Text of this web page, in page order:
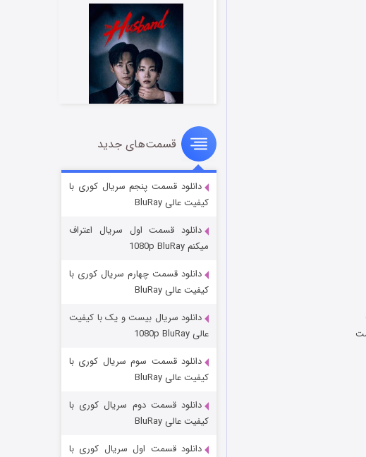
شوهر
قسمت۸ (زیرنویس) منتشر شد
عملیات آپارتمان
قسمت‌های جدید
دانلود قسمت پنجم سریال کوری با
کیفیت عالی BluRay
دانلود قسمت اول سریال اعتراف
میکنم 1080p BluRay
دانلود قسمت چهارم سریال کوری با
کیفیت عالی BluRay
دانلود سریال بیست و یک با کیفیت
عالی 1080p BluRay
دانلود قسمت سوم سریال کوری با
کیفیت عالی BluRay
دانلود قسمت دوم سریال کوری با
کیفیت عالی BluRay
دانلود قسمت اول سریال کوری با